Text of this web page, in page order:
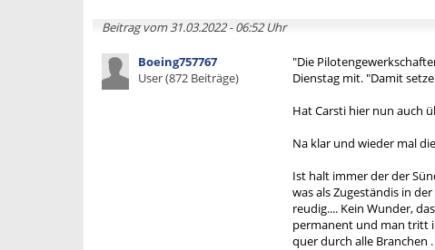
Beitrag vom 31.03.2022 - 06:52 Uhr
Boeing757767
User (872 Beiträge)
"Die
Dienstag mit. "Damit
Hat Carsti hier nun auch
Na klar und wieder mal
Ist halt immer der der
was als Zugeständis in
reudig.... Kein Wunder,
permanent und man tritt
quer durch alle Branchen